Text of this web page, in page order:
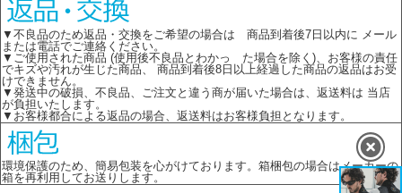
▼不良品のため返品・交換をご希望の場合は 商品到着後7日以内に メール
または電話でご連絡ください。
▼ご使用された商品 (使用後不良品とわかっ た場合を除く)、お客様の責任
でキズや汚れが生じた商品、 商品到着後8日以上経過した商品の返品はお受
けできません。
▼発送中の破損、不良品、ご注文と違う商が届いた場合は、返送料は 当店
が負担いたします。
▼お客様都合による返品の場合、返送料はお客様負担となります。
環境保護のため、簡易包装を心がけております。箱梱包の場合はメーカーの
箱を再利用してお送りします。